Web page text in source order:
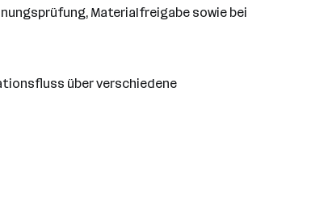
Materialfreigabe sowie bei
über verschiedene